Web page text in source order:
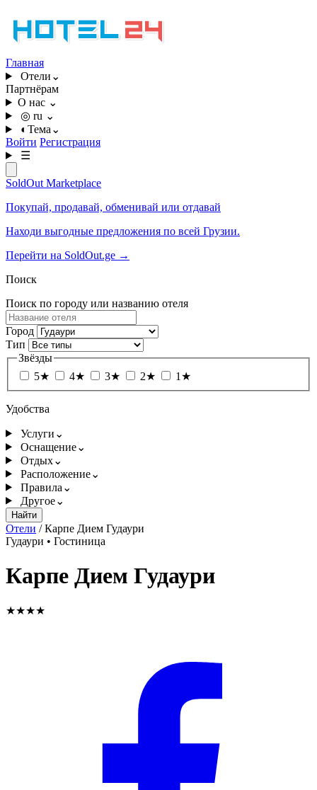
Главная
Отели ⌄
Партнёрам
О нас ⌄
◎ ru ⌄
◐ Тема ⌄
Войти Регистрация
☰
SoldOut Marketplace
Покупай, продавай, обменивай или отдавай
Находи выгодные предложения по всей Грузии.
Перейти на SoldOut.ge →
Поиск
Поиск по городу или названию отеля
Город
Тип
Звёзды
5★
4★ 3★ 2★ 1★
Удобства
Услуги ⌄
Оснащение⌄
Отдых⌄
Расположение⌄
Правила ⌄
Другое⌄
Найти
Отели / Карпе Дием Гудаури
Гудаури • Гостиница
Карпе Дием Гудаури
★★★★